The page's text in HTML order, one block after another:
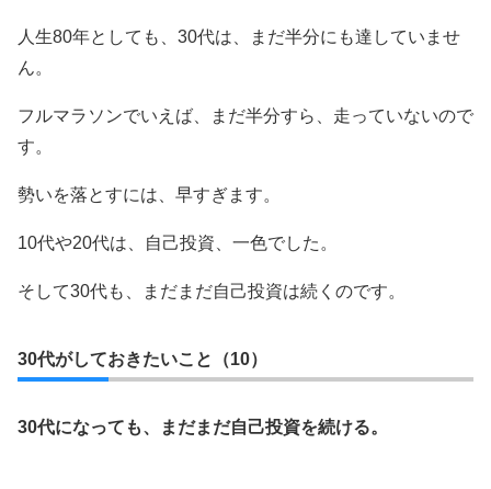
人生80年としても、30代は、まだ半分にも達していませ
ん。
フルマラソンでいえば、まだ半分すら、走っていないので
す。
勢いを落とすには、早すぎます。
10代や20代は、自己投資、一色でした。
そして30代も、まだまだ自己投資は続くのです。
30代がしておきたいこと（10）
30代になっても、まだまだ自己投資を続ける。